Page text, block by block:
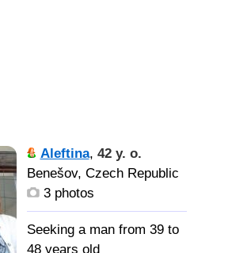
Aleftina, 42 y. o.
Benešov, Czech Republic
3 photos
Seeking a man from 39 to
48 years old